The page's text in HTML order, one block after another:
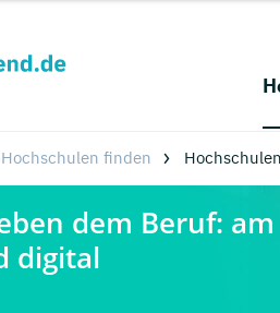
Hochschulen finden Hochschulen